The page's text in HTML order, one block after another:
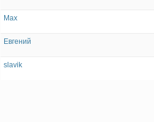
Max
Евгений
slavik